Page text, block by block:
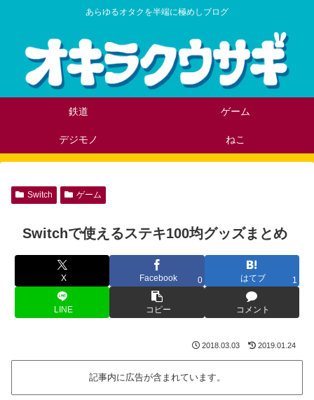
あらゆるオタクを半端に極めしブログ
鉄道 ゲーム
デジモノ ねこ
Switch ゲーム
Switchで使えるステキ100均グッズまとめ
X Facebook 0 はてブ 1
LINE コピー コメント
2018.03.03 2019.01.24
記事内に広告が含まれています。